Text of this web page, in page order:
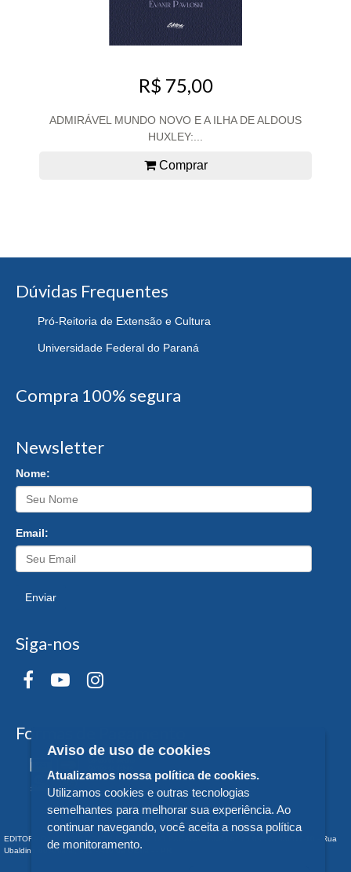
R$ 75,00
ADMIRÁVEL MUNDO NOVO E A ILHA DE ALDOUS
HUXLEY:...
Comprar
Dúvidas Frequentes
Pró-Reitoria de Extensão e Cultura
Universidade Federal do Paraná
Compra 100% segura
Newsletter
Nome:
Email:
Enviar
Siga-nos
Formas de Pagamento
EDITORA DA UNIVERSIDADE FEDERAL DO PARANÁ - CNPJ n° 75.095.679/0011-10 - Rua
Ubaldino do Amaral, 321 - Alto da Glória - - PR
Aviso de uso de cookies
Atualizamos nossa política de cookies.
Utilizamos cookies e outras tecnologias
semelhantes para melhorar sua experiência. Ao
continuar navegando, você aceita a nossa política
de monitoramento.